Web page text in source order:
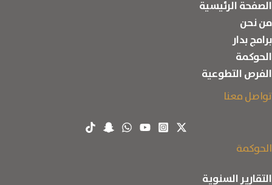
الصفحة الرئيسية
من نحن
برامج بدار
الحوكمة
الفرص التطوعية
تواصل معنا
الحوكمة
التقارير السنوية